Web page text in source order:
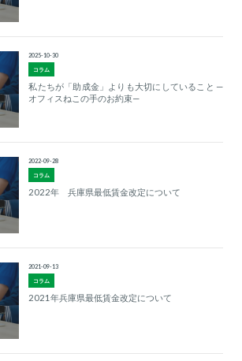
コラム
2025-10-30
私たちが「助成金」よりも大切にしていること —
オフィスねこの手のお約束—
コラム
2022-09-28
2022年 兵庫県最低賃金改定について
コラム
2021-09-13
2021年兵庫県最低賃金改定について